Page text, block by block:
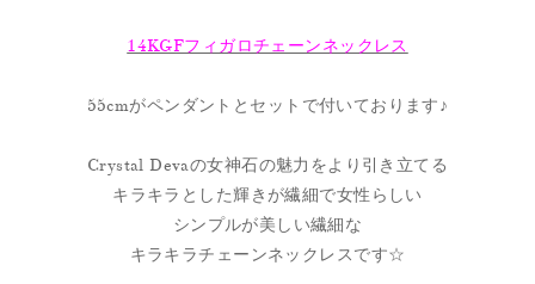
14KGFフィガロチェーンネックレス
55cmがペンダントとセットで付いております♪
Crystal Devaの女神石の魅力をより引き立てる
キラキラとした輝きが繊細で女性らしい
シンプルが美しい繊細な
キラキラチェーンネックレスです☆